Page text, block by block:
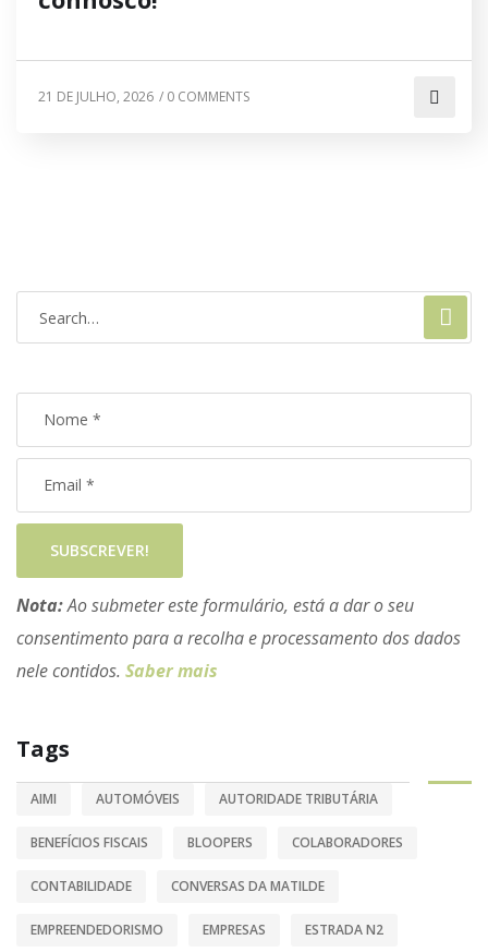
21 DE JULHO, 2026 / 0 COMMENTS
SUBSCREVER!
Nota:Ao submeter este formulário, está a dar o seu
consentimento para a recolha e processamento dos dados
nele contidos. Saber mais
Tags
AIMI AUTOMÓVEIS AUTORIDADE TRIBUTÁRIA
BENEFÍCIOS FISCAIS BLOOPERS COLABORADORES
CONTABILIDADE CONVERSAS DA MATILDE
EMPREENDEDORISMO EMPRESAS ESTRADA N2